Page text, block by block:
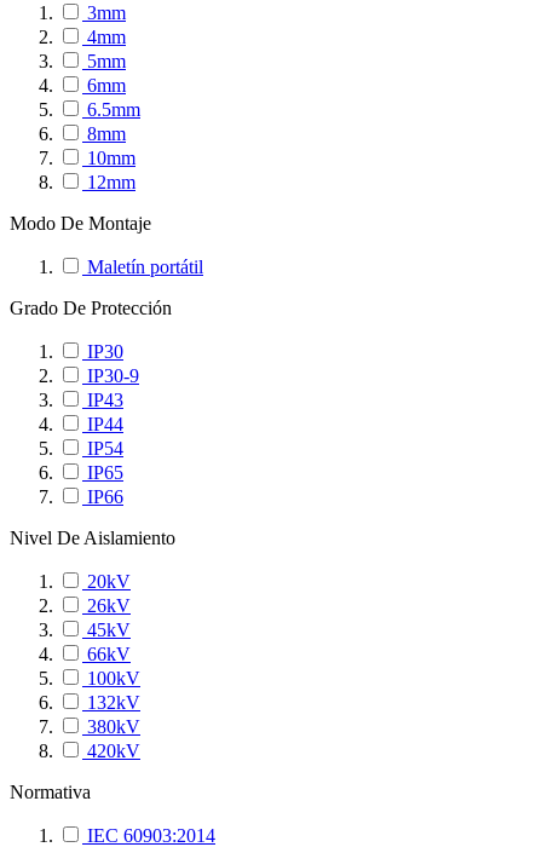
3mm
4mm
5mm
6mm
6.5mm
8mm
10mm
12mm
Modo De Montaje
Maletín portátil
Grado De Protección
IP30
IP30-9
IP43
IP44
IP54
IP65
IP66
Nivel De Aislamiento
20kV
26kV
45kV
66kV
100kV
132kV
380kV
420kV
Normativa
IEC 60903:2014